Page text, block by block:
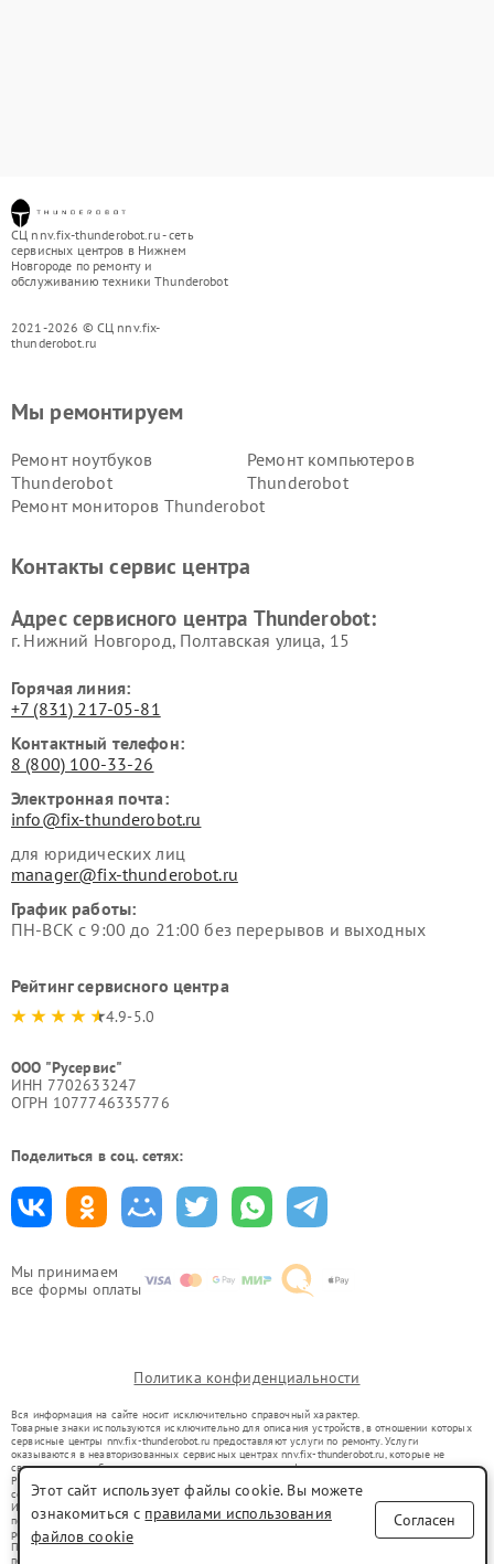
СЦ nnv.fix-thunderobot.ru - сеть
сервисных центров в Нижнем
Новгороде по ремонту и
обслуживанию техники Thunderobot
2021-2026 © СЦ nnv.fix-
thunderobot.ru
Мы принимаем
все формы оплаты
Мы ремонтируем
Ремонт ноутбуков
Thunderobot
Ремонт компьютеров
Thunderobot
Ремонт мониторов Thunderobot
Контакты сервис центра
Адрес сервисного центра Thunderobot:
г. Нижний Новгород, Полтавская улица, 15
Горячая линия:
+7 (831) 217-05-81
Контактный телефон:
8 (800) 100-33-26
Электронная почта:
info@fix-thunderobot.ru
для юридических лиц
manager@fix-thunderobot.ru
График работы:
ПН-ВСК с 9:00 до 21:00 без перерывов и выходных
Рейтинг сервисного центра
4.9-5.0
ООО "Русервис"
ИНН 7702633247
ОГРН 1077746335776
Поделиться в соц. сетях:
Политика конфиденциальности
Вся информация на сайте носит исключительно справочный характер.
Товарные знаки используются исключительно для описания устройств, в отношении которых
сервисные центры nnv.fix-thunderobot.ru предоставляют услуги по ремонту. Услуги
оказываются в неавторизованных сервисных центрах nnv.fix-thunderobot.ru, которые не
связаны с правообладателями товарных знаков или их официальными представителями.
Ремонт осуществляется для устройств, уже введенных в гражданский оборот в соответствии
со статьей 1487 ГК РФ.
Использование товарных знаков не преследует цели индивидуализации услуг или введения
потребителей в заблуждение, а служит для информирования о предоставляемых услугах по
ремонту техники указанных брендов.
Представленная на сайте информация не является публичной офертой, определяемой
положениями Статьи 437(2) Гражданского кодекса РФ
Этот сайт использует файлы cookie. Вы можете
ознакомиться с правилами использования
файлов cookie
Согласен